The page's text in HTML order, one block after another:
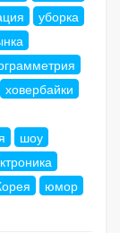
уборка
ховербайки
шоу
юмор